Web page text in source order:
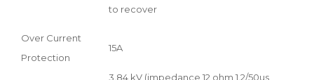
to recover
Over Current
Protection
15A
3.84 kV (impedance 12 ohm 1.2/50us